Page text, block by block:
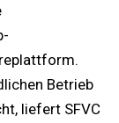
Betrieb
liefert SFVC